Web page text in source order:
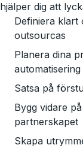
hjälper dig att
Definiera klart
outsourcas
Planera dina
automatisering
Satsa på
Bygg vidare
partnerskapet
Skapa